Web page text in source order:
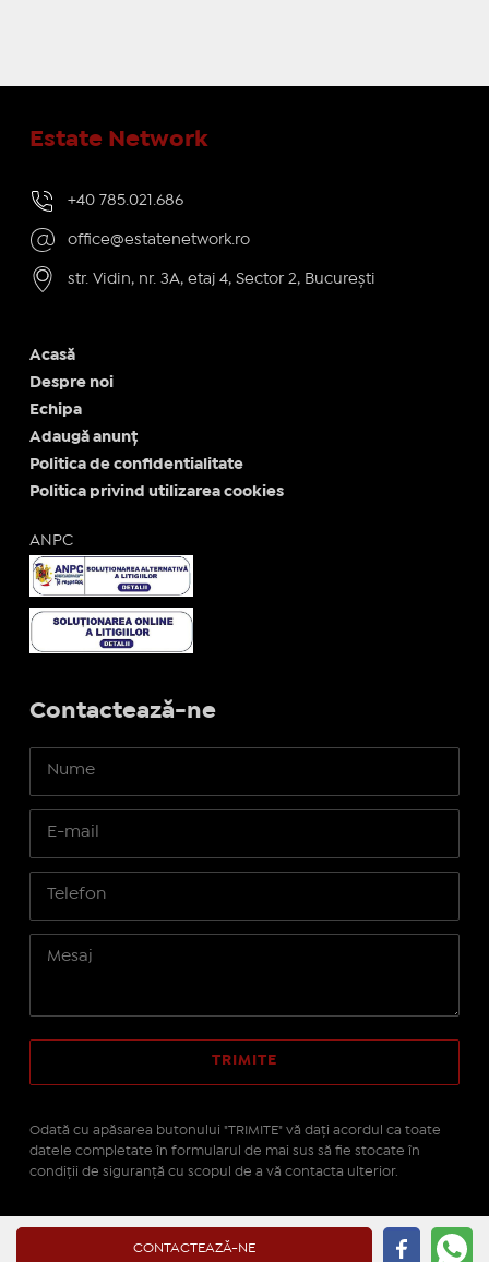
CONTACTEAZĂ-NE
Estate Network
+40 785.021.686
office@estatenetwork.ro
str. Vidin, nr. 3A, etaj 4, Sector 2, București
Acasă
Despre noi
Echipa
Adaugă anunț
Politica de confidentialitate
Politica privind utilizarea cookies
ANPC
Contactează-ne
Odată cu apăsarea butonului "TRIMITE" vă daţi acordul ca toate
datele completate în formularul de mai sus să fie stocate în
condiţii de siguranţă cu scopul de a vă contacta ulterior.
IMOPEDIA.ro - Anunțuri
pe tehnologie Real Manager - CRM Imobiliar